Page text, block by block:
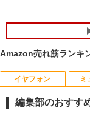
1
Amazon売れ筋ランキ
イヤフォン ミ
編集部のおすす